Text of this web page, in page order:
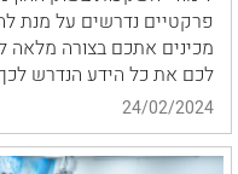
פרקטיים נדרשים על מנת
מכינים אתכם בצורה מלאה
לכם את כל הידע הנדרש
24/02/2024